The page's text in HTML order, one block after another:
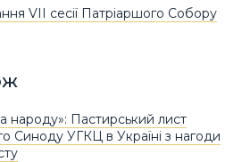
VІІ сесії Патріаршого Собору
народу»: Пастирський лист
Синоду УГКЦ в Україні з нагоди